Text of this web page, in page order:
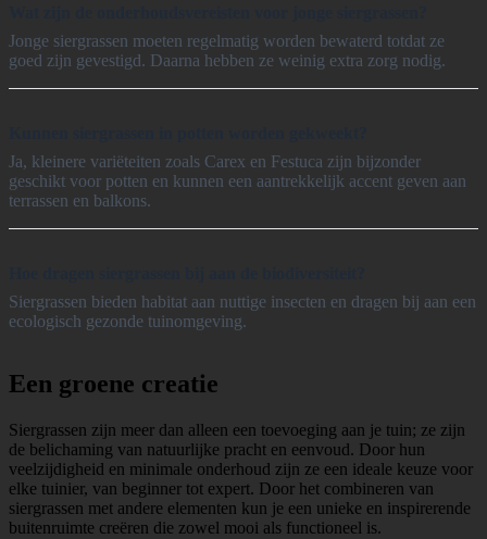
Jonge siergrassen moeten regelmatig worden bewaterd totdat ze
goed zijn gevestigd. Daarna hebben ze weinig extra zorg nodig.
Ja, kleinere variëteiten zoals Carex en Festuca zijn bijzonder
geschikt voor potten en kunnen een aantrekkelijk accent geven aan
terrassen en balkons.
Siergrassen bieden habitat aan nuttige insecten en dragen bij aan een
ecologisch gezonde tuinomgeving.
Een groene creatie
Siergrassen zijn meer dan alleen een toevoeging aan je tuin; ze zijn
de belichaming van natuurlijke pracht en eenvoud. Door hun
veelzijdigheid en minimale onderhoud zijn ze een ideale keuze voor
elke tuinier, van beginner tot expert. Door het combineren van
siergrassen met andere elementen kun je een unieke en inspirerende
buitenruimte creëren die zowel mooi als functioneel is.